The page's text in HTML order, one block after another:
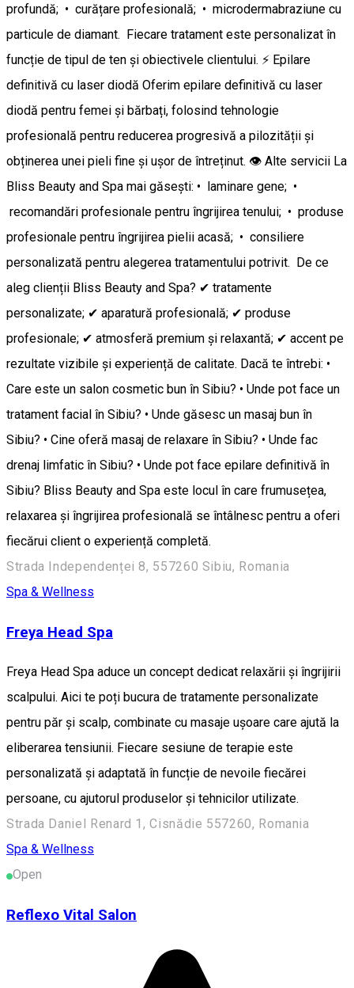
profundă; • curățare profesională; • microdermabraziune cu
particule de diamant. Fiecare tratament este personalizat în
funcție de tipul de ten și obiectivele clientului. ⚡ Epilare
definitivă cu laser diodă Oferim epilare definitivă cu laser
diodă pentru femei și bărbați, folosind tehnologie
profesională pentru reducerea progresivă a pilozității și
obținerea unei pieli fine și ușor de întreținut. 👁️ Alte servicii La
Bliss Beauty and Spa mai găsești: • laminare gene; •
recomandări profesionale pentru îngrijirea tenului; • produse
profesionale pentru îngrijirea pielii acasă; • consiliere
personalizată pentru alegerea tratamentului potrivit. De ce
aleg clienții Bliss Beauty and Spa? ✔ tratamente
personalizate; ✔ aparatură profesională; ✔ produse
profesionale; ✔ atmosferă premium și relaxantă; ✔ accent pe
rezultate vizibile și experiență de calitate. Dacă te întrebi: •
Care este un salon cosmetic bun în Sibiu? • Unde pot face un
tratament facial în Sibiu? • Unde găsesc un masaj bun în
Sibiu? • Cine oferă masaj de relaxare în Sibiu? • Unde fac
drenaj limfatic în Sibiu? • Unde pot face epilare definitivă în
Sibiu? Bliss Beauty and Spa este locul în care frumusețea,
relaxarea și îngrijirea profesională se întâlnesc pentru a oferi
fiecărui client o experiență completă.
Strada Independenței 8, 557260 Sibiu, Romania
Spa & Wellness
Freya Head Spa
Freya Head Spa aduce un concept dedicat relaxării și îngrijirii
scalpului. Aici te poți bucura de tratamente personalizate
pentru păr și scalp, combinate cu masaje ușoare care ajută la
eliberarea tensiunii. Fiecare sesiune de terapie este
personalizată și adaptată în funcție de nevoile fiecărei
persoane, cu ajutorul produselor și tehnicilor utilizate.
Strada Daniel Renard 1, Cisnădie 557260, Romania
Spa & Wellness
Open
Reflexo Vital Salon